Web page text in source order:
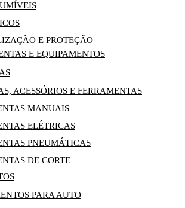
E PROTEÇÃO
E EQUIPAMENTOS
ACESSÓRIOS E FERRAMENTAS
MANUAIS
ELÉTRICAS
PNEUMÁTICAS
DE CORTE
PARA AUTO